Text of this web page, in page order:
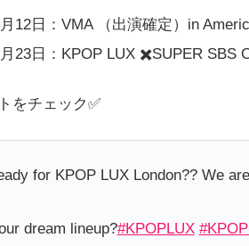
12日：VMA （出演確定）in
23日：KPOP LUX ✖️SUPER SBS
をチェック✅
for KPOP LUX London?? We
dream lineup?#KPOPLUX